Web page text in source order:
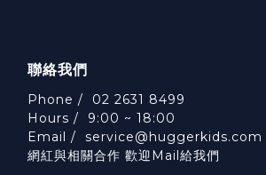
聯絡我們
Phone / 02 2631 8499
Hours / 9:00 ~ 18:00
Email / service@huggerkids.com
網紅與相關合作 歡迎Mail給我們